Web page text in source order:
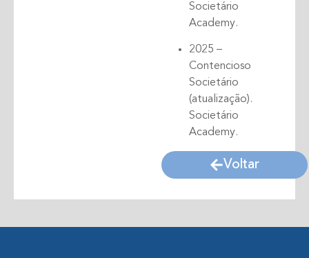
Societário
Academy.
2025 –
Contencioso
Societário
(atualização).
Societário
Academy.
Voltar